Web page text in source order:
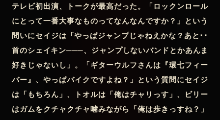
テレビ初出演、トークが最高だった。「ロックンロール
にとって一番大事なものってなんなんですか？」という
問いにセイジは「やっぱジャンプじゃねえかな？あと･･
首のシェイキン───、ジャンプしないバンドとかあんま
好きじゃないし」。「ギターウルフさんは『環七フィー
バー』、やっぱバイクですよね？」という質問にセイジ
は「もちろん」、トオルは「俺はチャリっす」、ビリー
はガムをクチャクチャ噛みながら「俺は歩きっすね？」